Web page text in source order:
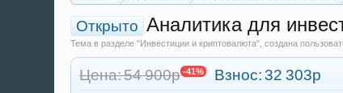
Открыто Аналитика для
Тема в разделе "Инвестиции и криптовалюта", создана
Цена: 54 900р -41% Взнос:32 303р